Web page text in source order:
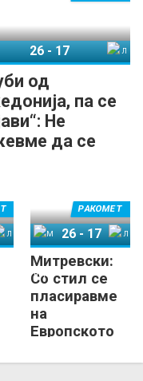
од
па се
Не
да се
26-17
Митревски:
Со стил се
пласиравме
на
Европското
таму има што
РАКОМЕТ
Македонија
26- 17